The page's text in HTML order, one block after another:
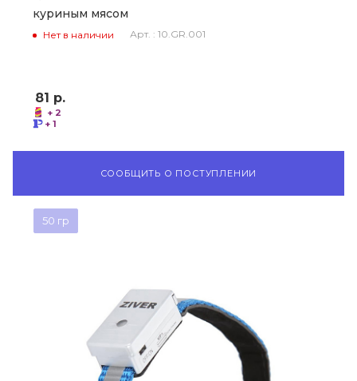
куриным мясом
Нет в наличии Арт. : 10.GR.001
81 р.
+ 2
+ 1
СООБЩИТЬ О ПОСТУПЛЕНИИ
50 гр